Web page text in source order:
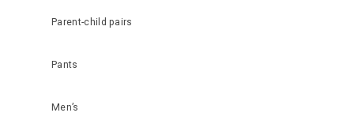
Parent-child pairs
Pants
Men’s